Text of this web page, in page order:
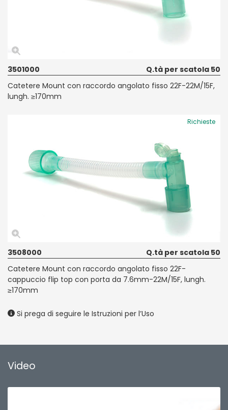
3501000
Q.tà per scatola 50
Catetere Mount con raccordo angolato fisso 22F-22M/15F,
lungh. ≥170mm
Richieste
3508000
Q.tà per scatola 50
Catetere Mount con raccordo angolato fisso 22F-
cappuccio flip top con porta da 7.6mm-22M/15F, lungh.
≥170mm
Si prega di seguire le Istruzioni per l’Uso
Video